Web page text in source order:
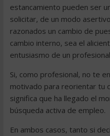
estancamiento pueden ser
solicitar, de un modo
razonados un cambio de
cambio interno, sea el
entusiasmo de un
Si, como profesional, no te
motivado para reorientar tu
significa que ha llegado el
búsqueda activa de empleo.
En ambos casos, tanto si